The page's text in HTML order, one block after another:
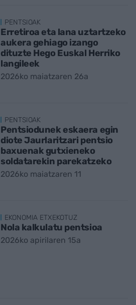
PENTSIOAK
Erretiroa eta lana uztartzeko
aukera gehiago izango
dituzte Hego Euskal Herriko
langileek
2026ko maiatzaren 26a
PENTSIOAK
Pentsiodunek eskaera egin
diote Jaurlaritzari pentsio
baxuenak gutxieneko
soldatarekin parekatzeko
2026ko maiatzaren 11
EKONOMIA ETXEKOTUZ
Nola kalkulatu pentsioa
2026ko apirilaren 15a